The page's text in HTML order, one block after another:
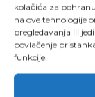
kolačića za
na ove tehnologije
pregledavanja ili
povlačenje
funkcije.
Bilo